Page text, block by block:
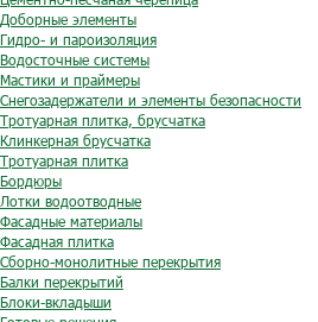
Доборные элементы
Гидро- и пароизоляция
Водосточные системы
Мастики и праймеры
Снегозадержатели и элементы безопасности
Тротуарная плитка, брусчатка
Клинкерная брусчатка
Тротуарная плитка
Бордюры
Лотки водоотводные
Фасадные материалы
Фасадная плитка
Сборно-монолитные перекрытия
Балки перекрытий
Блоки-вкладыши